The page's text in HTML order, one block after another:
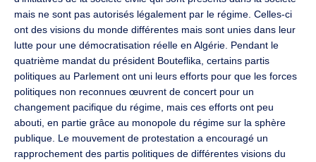
mais ne sont pas autorisés légalement par le régime. Celles-ci
ont des visions du monde différentes mais sont unies dans leur
lutte pour une démocratisation réelle en Algérie. Pendant le
quatrième mandat du président Bouteflika, certains partis
politiques au Parlement ont uni leurs efforts pour que les forces
politiques non reconnues œuvrent de concert pour un
changement pacifique du régime, mais ces efforts ont peu
abouti, en partie grâce au monopole du régime sur la sphère
publique. Le mouvement de protestation a encouragé un
rapprochement des partis politiques de différentes visions du